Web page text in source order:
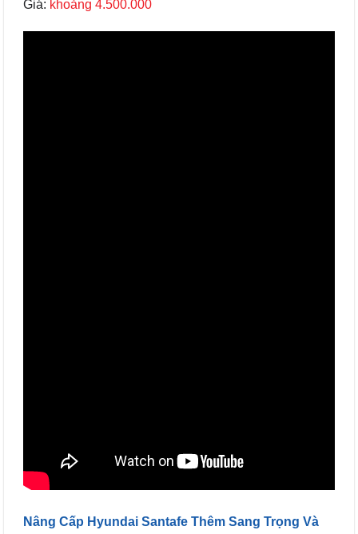
Giá: khoảng 4.500.000
Nâng Cấp Hyundai Santafe Thêm Sang Trọng Và